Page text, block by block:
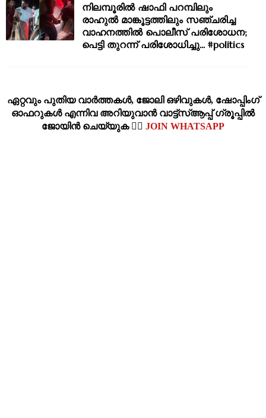
നിലമ്പൂരില്‍ ഷാഫി പറമ്പിലും
രാഹുല്‍ മാങ്കൂട്ടത്തിലും സഞ്ചരിച്ച
വാഹനത്തില്‍ പൊലീസ് പരിശോധന;
പെട്ടി തുറന്ന് പരിശോധിച്ചു... #politics
ഏറ്റവും പുതിയ വാര്‍ത്തകള്‍, ജോലി ഒഴിവുകള്‍, ഷോപ്പിംഗ്‌
ഓഫറുകള്‍ എന്നിവ അറിയുവാന്‍ വാട്ട്സ്ആപ്പ് ഗ്രൂപ്പില്‍
ജോയിന്‍ ചെയ്യുക 👉🏽 JOIN WHATSAPP